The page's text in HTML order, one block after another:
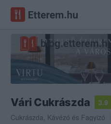
Vári Cukrászda
3.9
Cukrászda, Kávézó és Fagyizó